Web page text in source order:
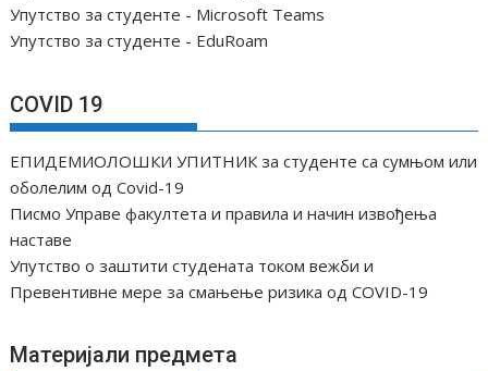
Упутство за студенте - Microsoft Teams
Упутство за студенте - EduRoam
COVID 19
ЕПИДЕМИОЛОШКИ УПИТНИК за студенте са сумњом или
оболелим од Covid-19
Писмо Управе факултета и правила и начин извођења
наставе
Упутство о заштити студената током вежби и
Превентивне мере за смањење ризика од COVID-19
Материјали предмета